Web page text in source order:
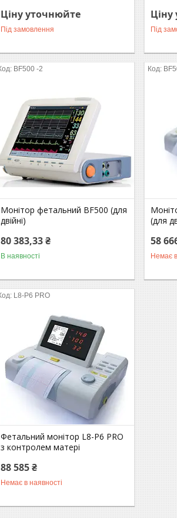
Ціну уточнюйте
Під замовлення Під
BF500 -2
Монітор фетальний BF500 (для
двійні)
80 383,33 ₴
В наявності
(для
58
Немає
L8-P6 PRO
Фетальний монітор L8-P6 PRO
з контролем матері
88 585 ₴
Немає в наявності